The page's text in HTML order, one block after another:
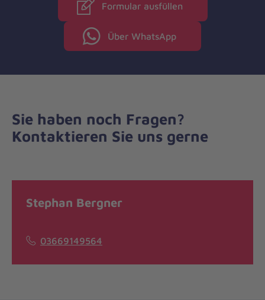
Formular ausfüllen
Über WhatsApp
Sie haben noch Fragen?
Kontaktieren Sie uns gerne
Stephan Bergner
03669149564